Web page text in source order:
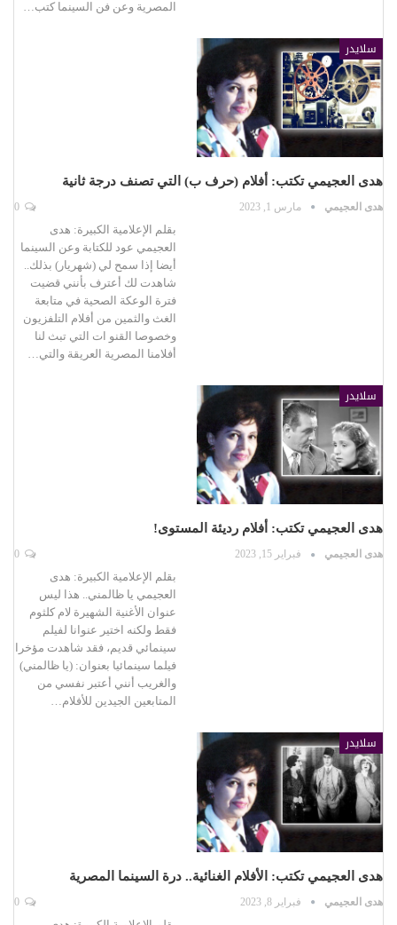
المصرية وعن فن السينما كتب…
سلايدر
هدى العجيمي تكتب: أفلام (حرف ب) التي تصنف درجة ثانية
هدى العجيمي مارس 1, 2023
بقلم الإعلامية الكبيرة: هدى
العجيمي عود للكتابة وعن السينما
أيضا إذا سمح لي (شهريار) بذلك..
شاهدت لك أعترف بأنني قضيت
فترة الوعكة الصحية في متابعة
الغث والثمين من أفلام التلفزيون
وخصوصا القنو ات التي تبث لنا
أفلامنا المصرية العريقة والتي…
سلايدر
هدى العجيمي تكتب: أفلام رديئة المستوى!
هدى العجيمي فبراير 15, 2023
بقلم الإعلامية الكبيرة: هدى
العجيمي يا ظالمني.. هذا ليس
عنوان الأغنية الشهيرة لام كلثوم
فقط ولكنه اختير عنوانا لفيلم
سينمائي قديم، فقد شاهدت مؤخرا
فيلما سينمائيا بعنوان: (يا ظالمني)
والغريب أنني أعتبر نفسي من
المتابعين الجيدين للأفلام…
سلايدر
هدى العجيمي تكتب: الأفلام الغنائية.. درة السينما المصرية
هدى العجيمي فبراير 8, 2023